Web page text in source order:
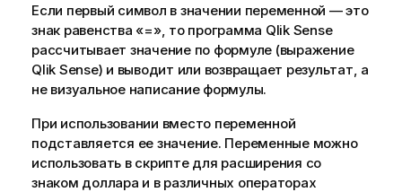
е
к
п
о
д
Если первый символ в значении переменной — это
знак равенства «=», то программа Qlik Sense
рассчитывает значение по формуле (выражение
Qlik Sense) и выводит или возвращает результат, а
не визуальное написание формулы.
При использовании вместо переменной
подставляется ее значение. Переменные можно
использовать в скрипте для расширения со
знаком доллара и в различных операторах